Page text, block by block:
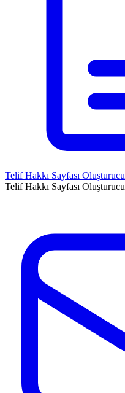
Telif Hakkı Sayfası Oluşturucu
Telif Hakkı Sayfası Oluşturucu